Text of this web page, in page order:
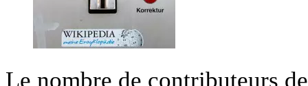
Le nombre de contributeurs